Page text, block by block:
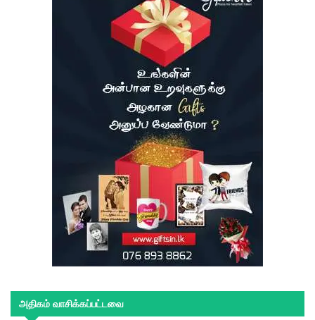
அதிகம் வாசிக்கப்பட்டவை